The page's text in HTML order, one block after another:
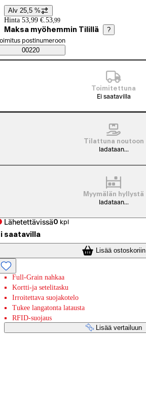
Hintatiedot
Alv 25,5 %
Hinta 53,99 €. 53,99
Maksa myöhemmin Tilillä ?
Saatavuustiedot
tilaustapa
postinumeroon
00220
Toimitettuna
Ei saatavilla
Tilattuna noutoon
ladataan...
Myymälän hyllystä
ladataan...
Lähetettävissä0 kpl
saatavilla
Lisää ostoskoriin
Full-Grain nahkaa
Kortti-ja setelitasku
Irroitettava suojakotelo
Tukee langatonta latausta
RFID-suojaus
Lisää vertailuun